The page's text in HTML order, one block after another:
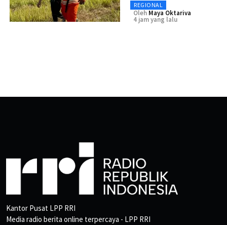
REGIONAL
Oleh Maya Oktariva
4 jam yang lalu
Kantor Pusat LPP RRI
Media radio berita online terpercaya - LPP RRI